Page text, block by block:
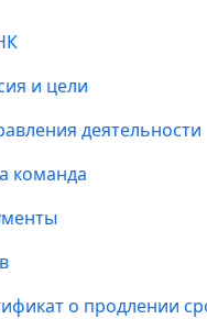
и цели
деятельности
команда
о продлении